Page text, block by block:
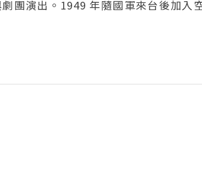
團演出。1949 年隨國軍來台後加入